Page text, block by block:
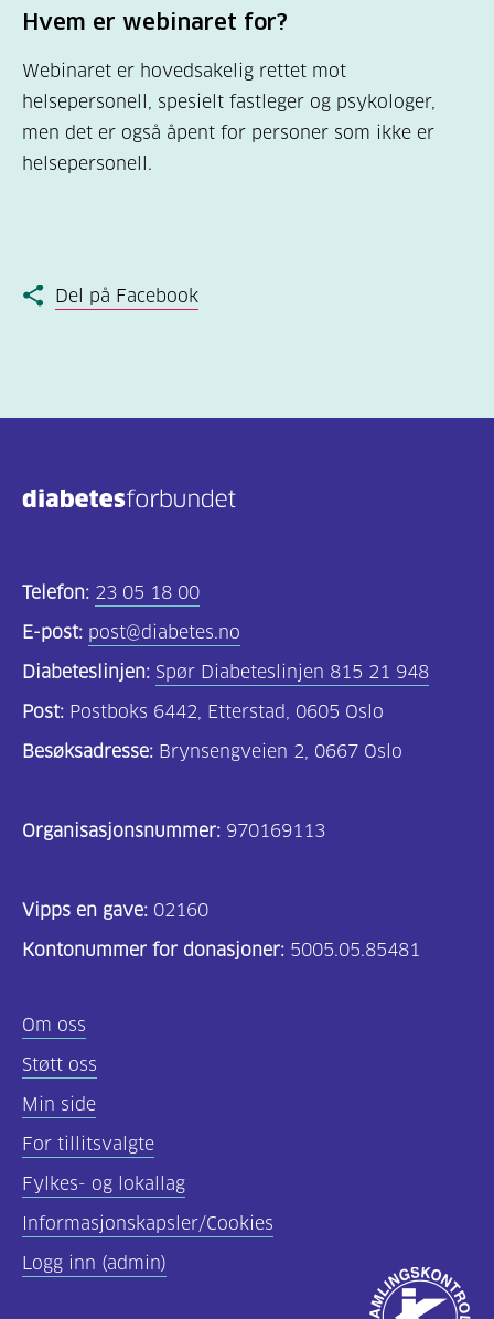
Hvem er webinaret for?
Webinaret er hovedsakelig rettet mot
helsepersonell, spesielt fastleger og psykologer,
men det er også åpent for personer som ikke er
helsepersonell.
Del på Facebook
Telefon: 23 05 18 00
E-post: post@diabetes.no
Diabeteslinjen: Spør Diabeteslinjen 815 21 948
Post: Postboks 6442, Etterstad, 0605 Oslo
Besøksadresse: Brynsengveien 2, 0667 Oslo
Organisasjonsnummer: 970169113
Vipps en gave: 02160
Kontonummer for donasjoner: 5005.05.85481
Om oss
Støtt oss
Min side
For tillitsvalgte
Fylkes- og lokallag
Informasjonskapsler/Cookies
Logg inn (admin)
Godkjent